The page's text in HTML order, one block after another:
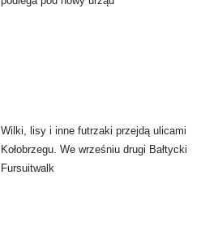
Wilki, lisy i inne futrzaki przejdą ulicami
Kołobrzegu. We wrześniu drugi Bałtycki
Fursuitwalk